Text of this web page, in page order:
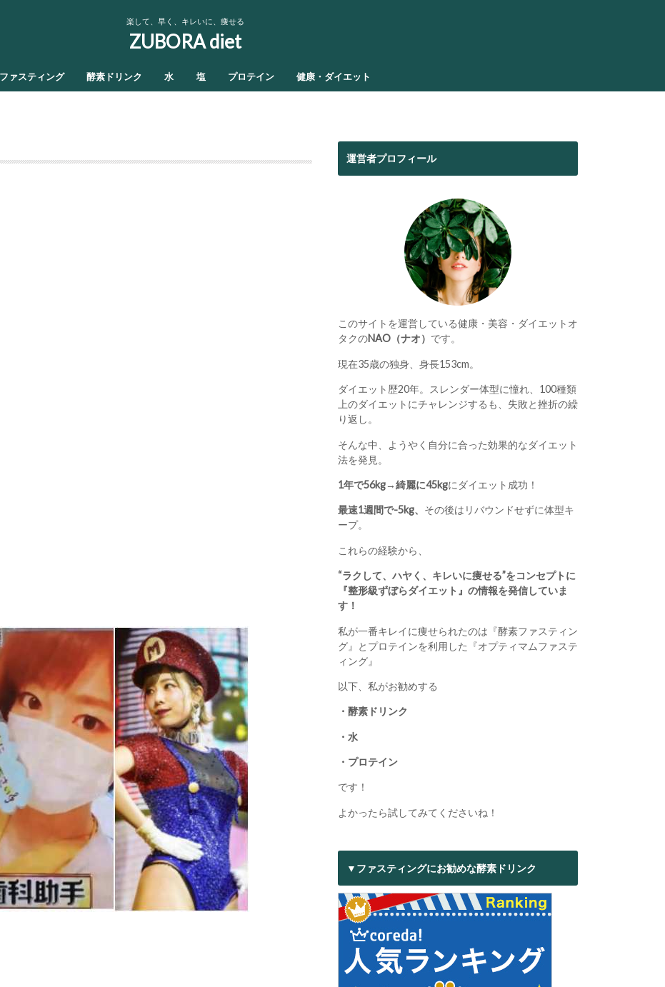
楽して、早く、キレいに、痩せる
ZUBORA diet
ファスティング 酵素ドリンク 水 塩 プロテイン 健康・ダイエット
運営者プロフィール
このサイトを運営している健康・美容・ダイエットオ
タクのNAO（ナオ） です。
現在35歳の独身、身長153cm。
ダイエット歴20年。スレンダー体型に憧れ、100種類
上のダイエットにチャレンジするも、失敗と挫折の繰
り返し。
そんな中、ようやく自分に合った効果的なダイエット
法を発見。
1年で56kg→綺麗に45kgにダイエット成功！
最速1週間で-5kg、 その後はリバウンドせずに体型キ
ープ。
これらの経験から、
“ラクして、ハヤく、キレいに痩せる”をコンセプトに
『整形級ずぼらダイエット』の情報を発信していま
す！
私が一番キレイに痩せられたのは『酵素ファスティン
グ』とプロテインを利用した『オプティマムファステ
ィング』
以下、私がお勧めする
・酵素ドリンク
・水
・プロテイン
です！
よかったら試してみてくださいね！
▼ファスティングにお勧めな酵素ドリンク